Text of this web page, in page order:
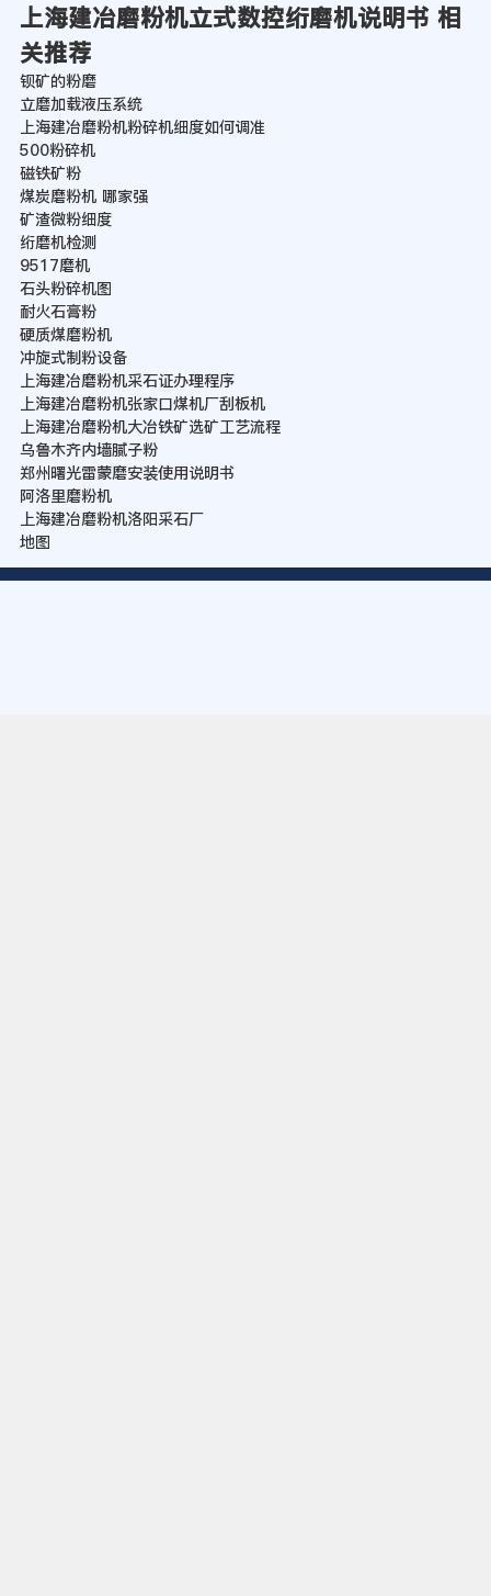
上海建冶磨粉机立式数控绗磨机说明书 相
关推荐
钡矿的粉磨
立磨加载液压系统
上海建冶磨粉机粉碎机细度如何调准
500粉碎机
磁铁矿粉
煤炭磨粉机 哪家强
矿渣微粉细度
绗磨机检测
9517磨机
石头粉碎机图
耐火石膏粉
硬质煤磨粉机
冲旋式制粉设备
上海建冶磨粉机采石证办理程序
上海建冶磨粉机张家口煤机厂刮板机
上海建冶磨粉机大冶铁矿选矿工艺流程
乌鲁木齐内墙腻子粉
郑州曙光雷蒙磨安装使用说明书
阿洛里磨粉机
上海建冶磨粉机洛阳采石厂
地图